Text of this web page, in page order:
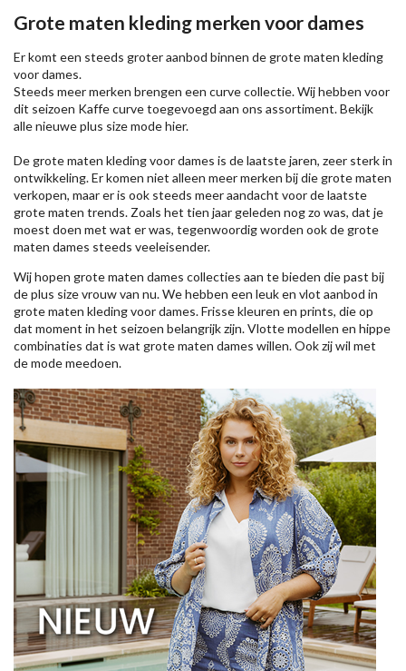
Grote maten kleding merken voor dames
Er komt een steeds groter aanbod binnen de grote maten kleding
voor dames.
Steeds meer merken brengen een curve collectie. Wij hebben voor
dit seizoen Kaffecurve toegevoegd aan ons assortiment. Bekijk
alle nieuweplus size modehier.
De grote maten kleding voor dames is de laatste jaren, zeer sterk in
ontwikkeling. Er komen niet alleen meer merken bij die grote maten
verkopen, maar er is ook steeds meer aandacht voor de laatste
grote maten trends. Zoals het tien jaar geleden nog zo was, dat je
moest doen met wat er was, tegenwoordig worden ook de grote
maten dames steeds veeleisender.
Wij hopen grote maten dames collecties aan te bieden die past bij
de plus size vrouw van nu. We hebben een leuk en vlot aanbod in
grote maten kleding voor dames. Frisse kleuren en prints, die op
dat moment in het seizoen belangrijk zijn. Vlotte modellen en hippe
combinaties dat is wat grote maten dames willen. Ook zij wil met
de mode meedoen.